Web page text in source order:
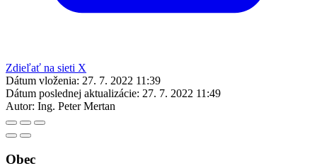
Zdieľať na sieti X
Dátum vloženia: 27. 7. 2022 11:39
Dátum poslednej aktualizácie: 27. 7. 2022 11:49
Autor: Ing. Peter Mertan
Obec